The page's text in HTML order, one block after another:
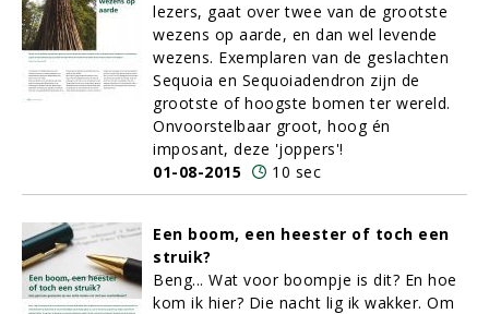
lezers, gaat over twee van de grootste
wezens op aarde, en dan wel levende
wezens. Exemplaren van de geslachten
Sequoia en Sequoiadendron zijn de
grootste of hoogste bomen ter wereld.
Onvoorstelbaar groot, hoog én
imposant, deze 'joppers'!
01-08-2015
10 sec
Een boom, een heester of toch een
struik?
Beng... Wat voor boompje is dit? En hoe
kom ik hier? Die nacht lig ik wakker. Om